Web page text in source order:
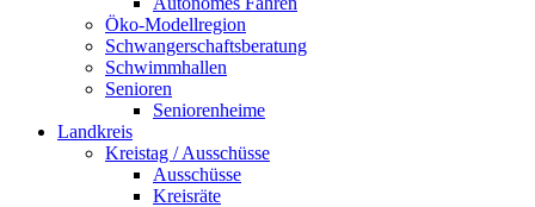
Öko-Modellregion
Schwangerschaftsberatung
Schwimmhallen
Senioren
Seniorenheime
Landkreis
Kreistag / Ausschüsse
Ausschüsse
Kreisräte